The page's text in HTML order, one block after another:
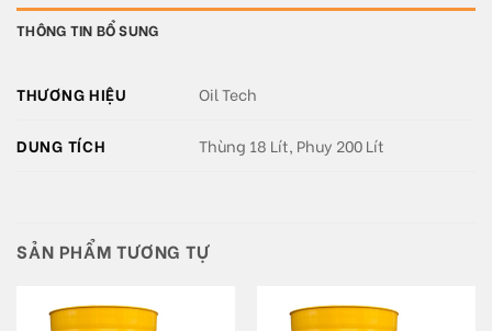
THÔNG TIN BỔ SUNG
THƯƠNG HIỆU Oil Tech
DUNG TÍCH Thùng 18 Lít, Phuy 200 Lít
SẢN PHẨM TƯƠNG TỰ